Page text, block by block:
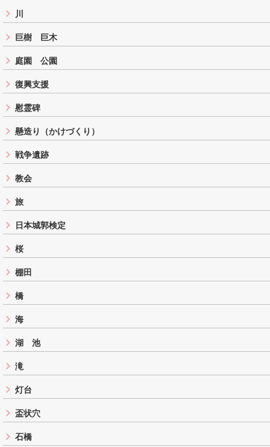
川
巨樹 巨木
庭園 公園
復興支援
慰霊碑
懸造り（かけづくり）
戦争遺跡
教会
旅
日本城郭検定
桜
棚田
橋
海
湖 池
滝
灯台
盃状穴
石橋